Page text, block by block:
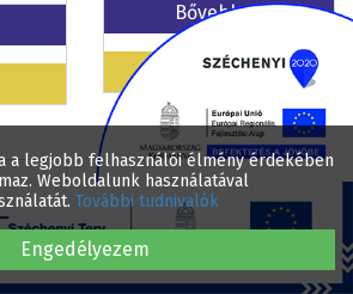
a legjobb felhasználói élmény érdekében
Weboldalunk használatával
További tudnivalók
Engedélyezem
Bővebben
Kosárba
Kis gereblye 5 fogú DE